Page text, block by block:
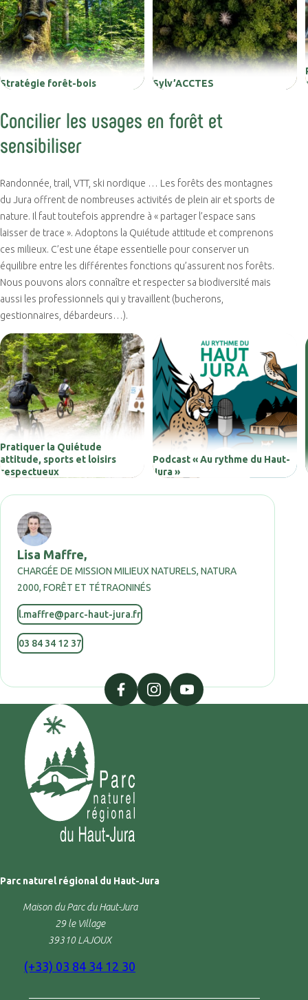
Stratégie forêt-bois Sylv’ACCTES
Concilier les usages en forêt et
sensibiliser
Randonnée, trail, VTT, ski nordique … Les forêts des montagnes
du Jura offrent de nombreuses activités de plein air et sports de
nature. Il faut toutefois apprendre à « partager l’espace sans
laisser de trace ». Adoptons la Quiétude attitude et comprenons
ces milieux. C’est une étape essentielle pour conserver un
équilibre entre les différentes fonctions qu’assurent nos forêts.
Nous pouvons alors connaître et respecter sa biodiversité mais
aussi les professionnels qui y travaillent (bucherons,
gestionnaires, débardeurs…).
Pratiquer la Quiétude
attitude, sports et loisirs
respectueux
Podcast « Au rythme du Haut-
Jura »
Lisa Maffre,
CHARGÉE DE MISSION MILIEUX NATURELS, NATURA
2000, FORÊT ET TÉTRAONINÉS
l.maffre@parc-haut-jura.fr
03 84 34 12 37
facebookinstagramyoutube
Parc naturel régional du Haut-Jura
Maison du Parc du Haut-Jura
29 le Village
39310 LAJOUX
(+33) 03 84 34 12 30